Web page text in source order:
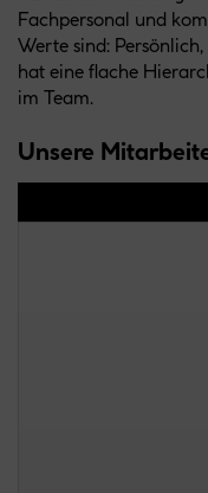
Fachpersonal und
Werte sind:
hat eine flache
im Team.
Unsere